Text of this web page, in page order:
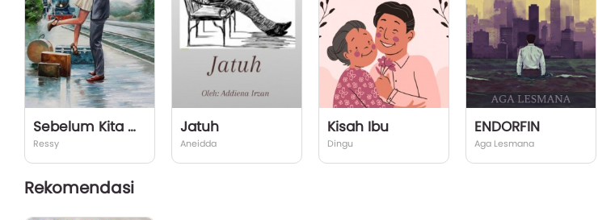
Sebelum Kita Menikah
Ressy
Jatuh
Aneidda
Kisah Ibu
Dingu
ENDORFIN
Aga Lesmana
Rekomendasi